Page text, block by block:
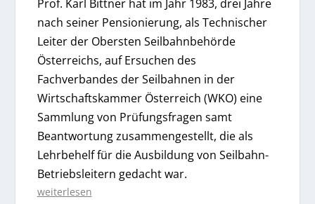
Prof. Karl Bittner hat im Jahr 1983, drei Jahre
nach seiner Pensionierung, als Technischer
Leiter der Obersten Seilbahnbehörde
Österreichs, auf Ersuchen des
Fachverbandes der Seilbahnen in der
Wirtschaftskammer Österreich (WKO) eine
Sammlung von Prüfungsfragen samt
Beantwortung zusammengestellt, die als
Lehrbehelf für die Ausbildung von Seilbahn-
Betriebsleitern gedacht war.
weiterlesen